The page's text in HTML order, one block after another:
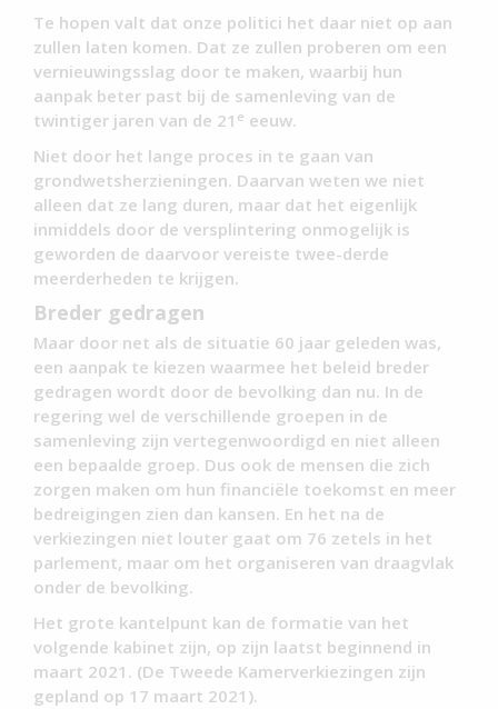
Te hopen valt dat onze politici het daar niet op aan
zullen laten komen. Dat ze zullen proberen om een
vernieuwingsslag door te maken, waarbij hun
aanpak beter past bij de samenleving van de
twintiger jaren van de 21 e eeuw.
Niet door het lange proces in te gaan van
grondwetsherzieningen. Daarvan weten we niet
alleen dat ze lang duren, maar dat het eigenlijk
inmiddels door de versplintering onmogelijk is
geworden de daarvoor vereiste twee-derde
meerderheden te krijgen.
Breder gedragen
Maar door net als de situatie 60 jaar geleden was,
een aanpak te kiezen waarmee het beleid breder
gedragen wordt door de bevolking dan nu. In de
regering wel de verschillende groepen in de
samenleving zijn vertegenwoordigd en niet alleen
een bepaalde groep. Dus ook de mensen die zich
zorgen maken om hun financiële toekomst en meer
bedreigingen zien dan kansen. En het na de
verkiezingen niet louter gaat om 76 zetels in het
parlement, maar om het organiseren van draagvlak
onder de bevolking.
Het grote kantelpunt kan de formatie van het
volgende kabinet zijn, op zijn laatst beginnend in
maart 2021. (De Tweede Kamerverkiezingen zijn
gepland op 17 maart 2021).